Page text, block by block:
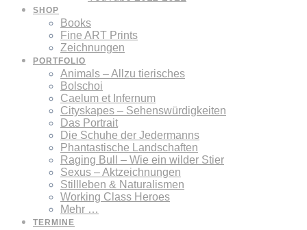
SHOP
Books
Fine ART Prints
Zeichnungen
PORTFOLIO
Animals – Allzu tierisches
Bolschoi
Caelum et Infernum
Cityskapes – Sehenswürdigkeiten
Das Portrait
Die Schuhe der Jedermanns
Phantastische Landschaften
Raging Bull – Wie ein wilder Stier
Sexus – Aktzeichnungen
Stillleben & Naturalismen
Working Class Heroes
Mehr …
TERMINE